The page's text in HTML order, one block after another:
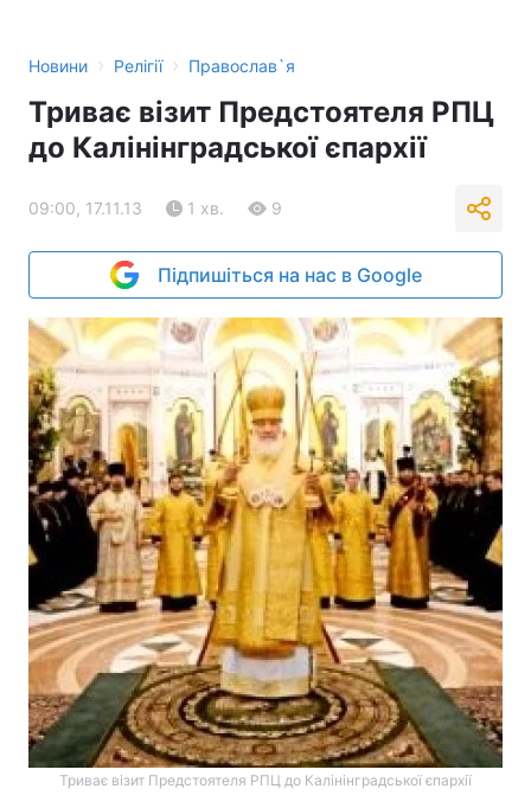
Новини › Релігії › Православ`я
Триває візит Предстоятеля РПЦ
до Калінінградської єпархії
09:00, 17.11.13 1 хв. 9
Підпишіться на нас в Google
Триває візит Предстоятеля РПЦ до Калінінградської єпархії